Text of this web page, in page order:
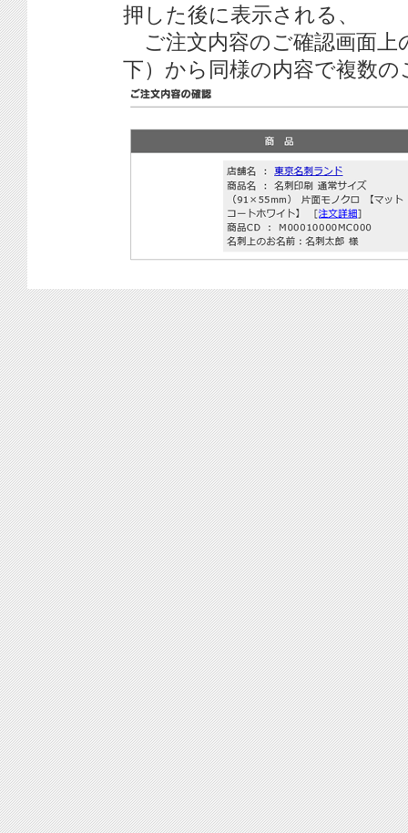
押した後に表示される、
ご注文内容のご確認画面上
下）から同様の内容で複数